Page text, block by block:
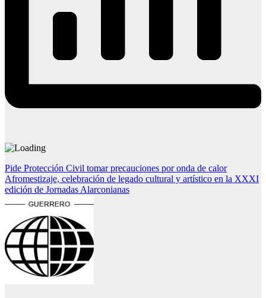
Navegación
de
entradas
Pide Protección Civil tomar precauciones por onda de calor
Afromestizaje, celebración de legado cultural y artístico en la XXXI
edición de Jornadas Alarconianas